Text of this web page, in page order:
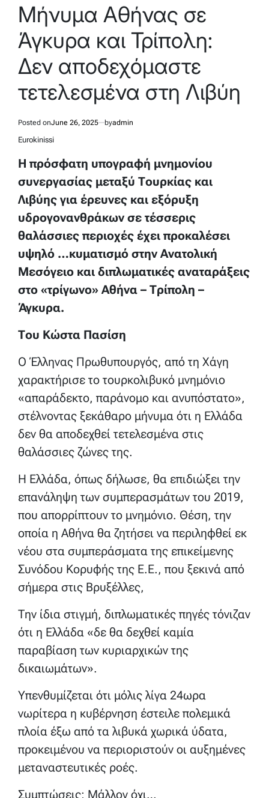
Μήνυμα Αθήνας σε
Άγκυρα και Τρίπολη:
Δεν αποδεχόμαστε
τετελεσμένα στη Λιβύη
Posted onJune 26, 2025 byadmin
Eurokinissi
Η πρόσφατη υπογραφή μνημονίου
συνεργασίας μεταξύ Τουρκίας και
Λιβύης για έρευνες και εξόρυξη
υδρογονανθράκων σε τέσσερις
θαλάσσιες περιοχές έχει προκαλέσει
υψηλό …κυματισμό στην Ανατολική
Μεσόγειο και διπλωματικές αναταράξεις
στο «τρίγωνο» Αθήνα – Τρίπολη –
Άγκυρα.
Του Κώστα Πασίση
Ο Έλληνας Πρωθυπουργός, από τη Χάγη
χαρακτήρισε το τουρκολιβυκό μνημόνιο
«απαράδεκτο, παράνομο και ανυπόστατο»,
στέλνοντας ξεκάθαρο μήνυμα ότι η Ελλάδα
δεν θα αποδεχθεί τετελεσμένα στις
θαλάσσιες ζώνες της.
Η Ελλάδα, όπως δήλωσε, θα επιδιώξει την
επανάληψη των συμπερασμάτων του 2019,
που απορρίπτουν το μνημόνιο. Θέση, την
οποία η Αθήνα θα ζητήσει να περιληφθεί εκ
νέου στα συμπεράσματα της επικείμενης
Συνόδου Κορυφής της Ε.Ε., που ξεκινά από
σήμερα στις Βρυξέλλες,
Την ίδια στιγμή, διπλωματικές πηγές τόνιζαν
ότι η Ελλάδα «δε θα δεχθεί καμία
παραβίαση των κυριαρχικών της
δικαιωμάτων».
Υπενθυμίζεται ότι μόλις λίγα 24ωρα
νωρίτερα η κυβέρνηση έστειλε πολεμικά
πλοία έξω από τα λιβυκά χωρικά ύδατα,
προκειμένου να περιοριστούν οι αυξημένες
μεταναστευτικές ροές.
Συμπτώσεις; Μάλλον όχι…